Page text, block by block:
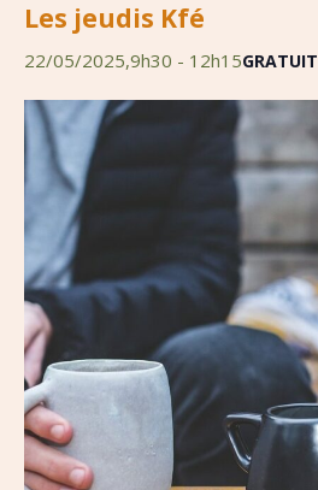
Les jeudis Kfé
22/05/2025,9h30 - 12h15GRATUIT